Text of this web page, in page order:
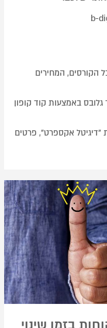
אחד או 485 ₪ לכל הקורסים, המחירים
לאתר גלובס באמצעות קוד קופון
"דיגיטל אקספרט", פרטים